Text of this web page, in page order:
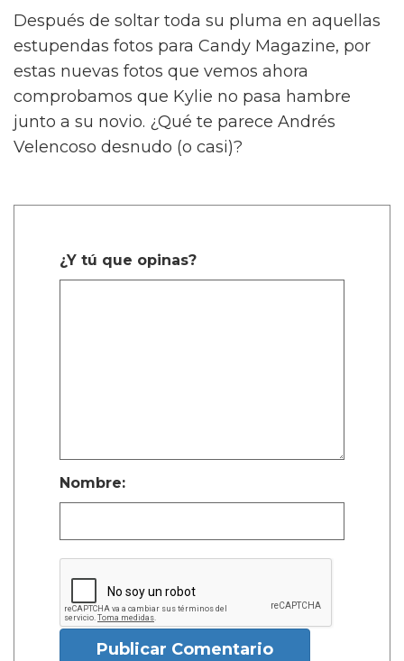
Después de soltar toda su pluma en aquellas
estupendas fotos para Candy Magazine, por
estas nuevas fotos que vemos ahora
comprobamos que Kylie no pasa hambre
junto a su novio. ¿Qué te parece Andrés
Velencoso desnudo (o casi)?
¿Y tú que opinas?
Nombre:
Publicar Comentario